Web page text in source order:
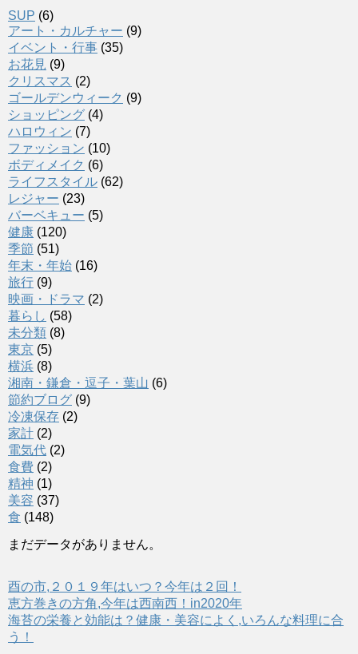
SUP (6)
アート・カルチャー (9)
イベント・行事 (35)
お花見 (9)
クリスマス (2)
ゴールデンウィーク (9)
ショッピング (4)
ハロウィン (7)
ファッション (10)
ボディメイク (6)
ライフスタイル (62)
レジャー (23)
バーベキュー (5)
健康 (120)
季節 (51)
年末・年始 (16)
旅行 (9)
映画・ドラマ (2)
暮らし (58)
未分類 (8)
東京 (5)
横浜 (8)
湘南・鎌倉・逗子・葉山 (6)
節約ブログ (9)
冷凍保存 (2)
家計 (2)
電気代 (2)
食費 (2)
精神 (1)
美容 (37)
食 (148)
まだデータがありません。
酉の市,２０１９年はいつ？今年は２回！
恵方巻きの方角,今年は西南西！in2020年
海苔の栄養と効能は？健康・美容によく,いろんな料理に合
う！